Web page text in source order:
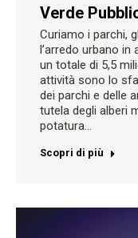
Verde
Curiamo i parchi,
l’arredo urbano in
un totale di 5,5
attività sono lo
dei parchi e delle
tutela degli alberi
potatura…
Scopri di più